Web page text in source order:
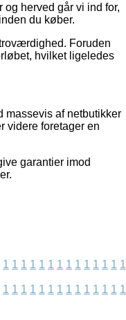
herved går vi ind for,
du køber.
Foruden
hvilket ligeledes
massevis af netbutikker
videre foretager en
garantier imod
1 1 1 1 1 1 1 1 1 1 1 1 1 1
1 1 1 1 1 1 1 1 1 1 1 1 1 1